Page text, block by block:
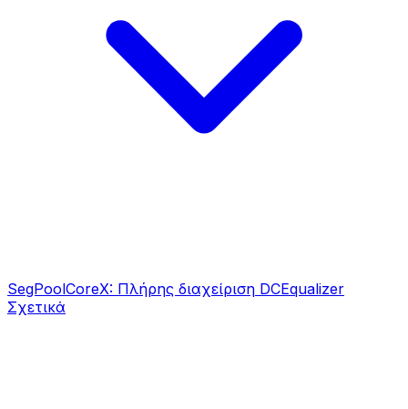
SegPoolCoreX: Πλήρης διαχείριση DCEqualizer
Σχετικά